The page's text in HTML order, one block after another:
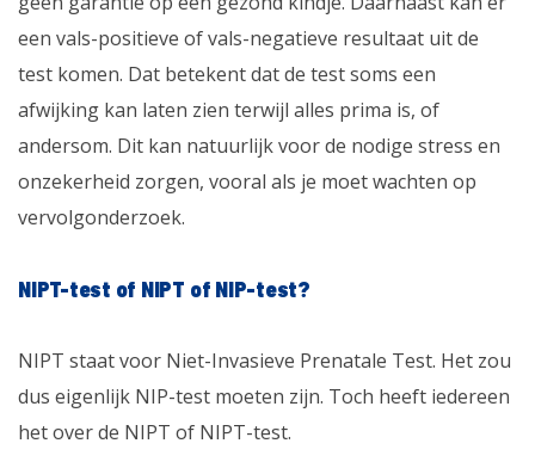
een vals-positieve of vals-negatieve resultaat uit de
test komen. Dat betekent dat de test soms een
afwijking kan laten zien terwijl alles prima is, of
andersom. Dit kan natuurlijk voor de nodige stress en
onzekerheid zorgen, vooral als je moet wachten op
vervolgonderzoek.
NIPT-test of NIPT of NIP-test?
NIPT staat voor Niet-Invasieve Prenatale Test. Het zou
dus eigenlijk NIP-test moeten zijn. Toch heeft iedereen
het over de NIPT of NIPT-test.